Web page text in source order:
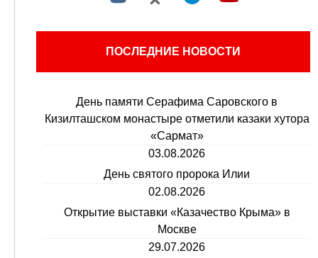
ПОСЛЕДНИЕ НОВОСТИ
День памяти Серафима Саровского в
Кизилташском монастыре отметили казаки хутора
«Сармат»
03.08.2026
День святого пророка Илии
02.08.2026
Открытие выставки «Казачество Крыма» в
Москве
29.07.2026